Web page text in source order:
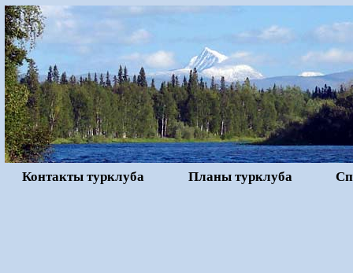
Контакты турклуба Планы турклуба